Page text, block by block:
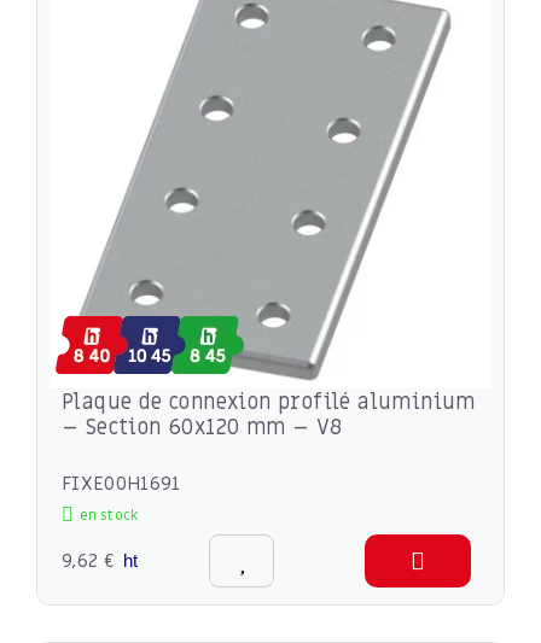
Plaque de connexion profilé aluminium
– Section 60x120 mm – V8
FIXE00H1691
en stock
9,62 € ht